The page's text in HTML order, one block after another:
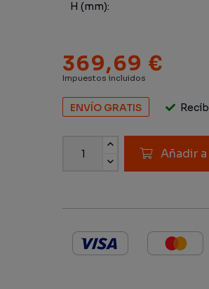
H (mm):
369,69 €
Impuestos incluidos
ENVÍO GRATIS
Añadir